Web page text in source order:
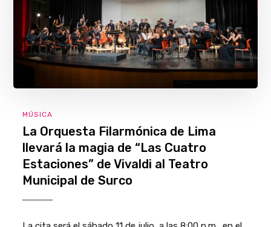
MÚSICA
La Orquesta Filarmónica de Lima
llevará la magia de “Las Cuatro
Estaciones” de Vivaldi al Teatro
Municipal de Surco